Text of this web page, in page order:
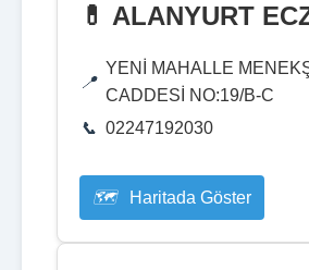
💊 ALANYURT
YENİ MAHALLE
CADDESİ NO:19/B-C
02247192030
Haritada Göster